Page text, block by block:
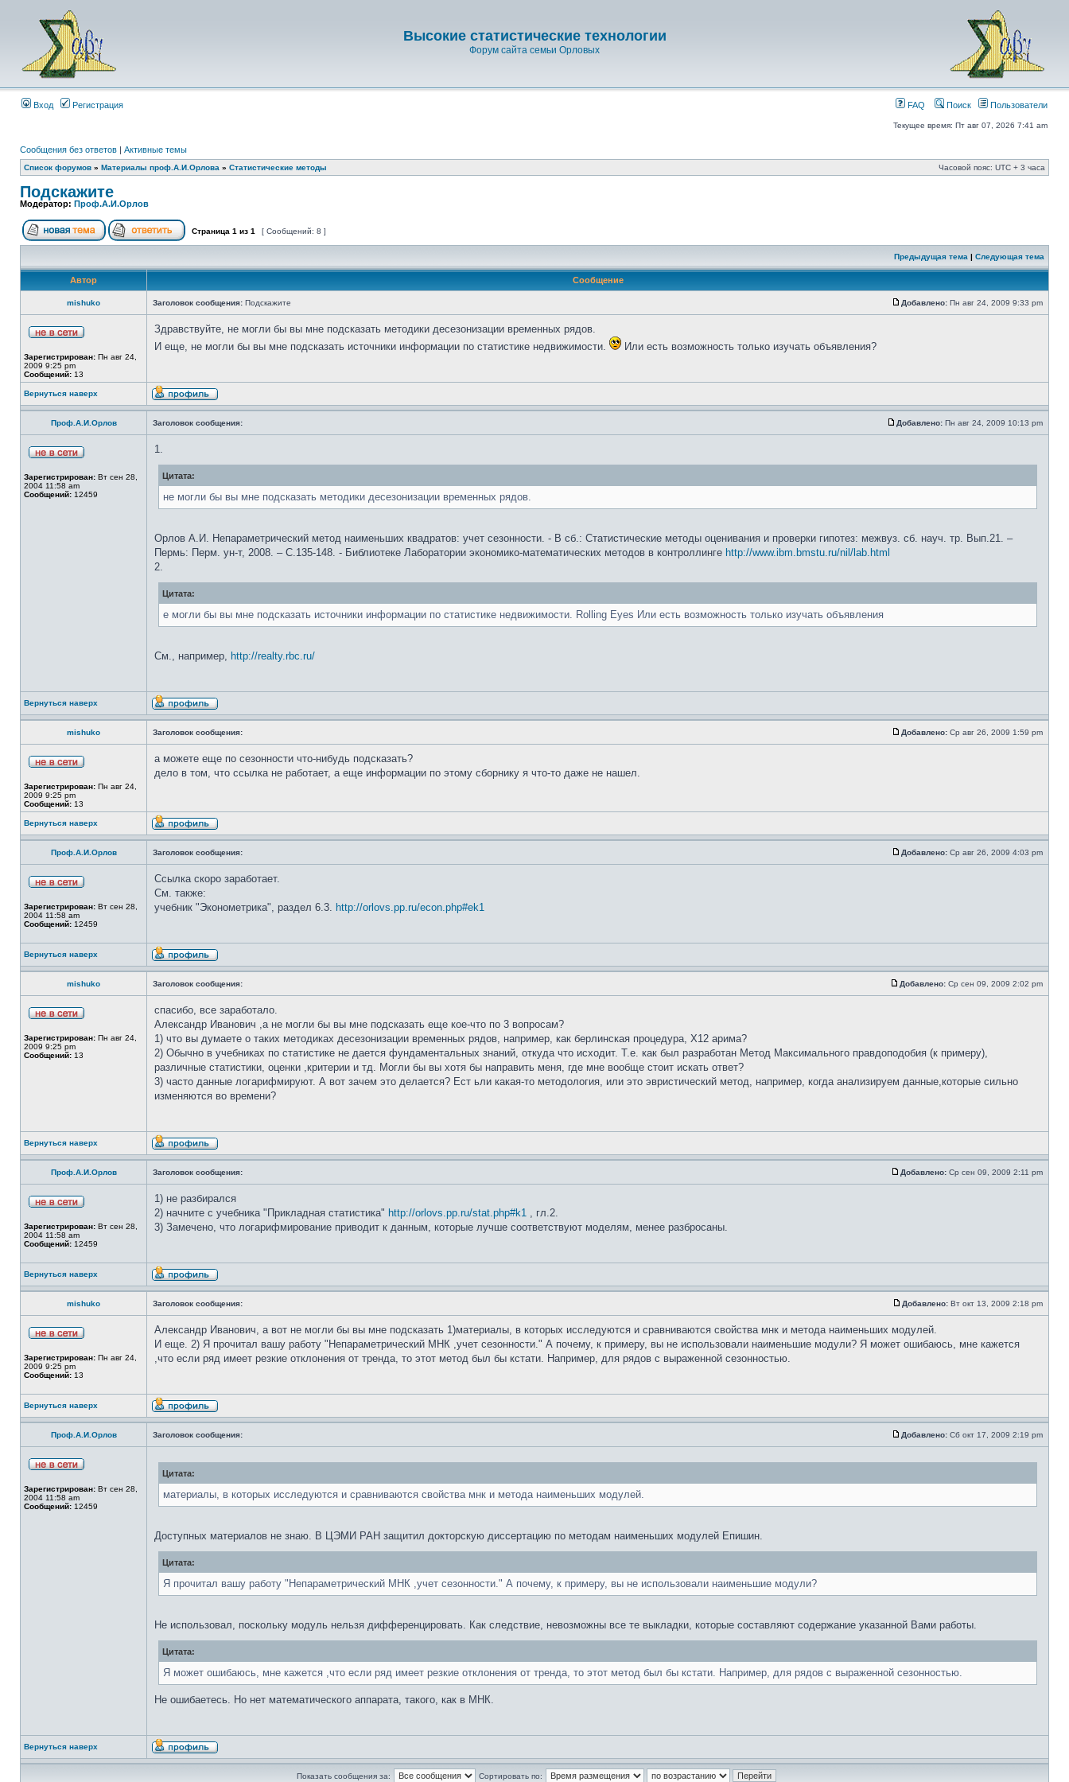
Высокие статистические технологии
Форум сайта семьи Орловых
Вход Регистрация FAQ Поиск Пользователи
Текущее время: Пт авг 07, 2026 7:41 am
Сообщения без ответов | Активные темы
Список форумов » Материалы проф.А.И.Орлова » Статистические методы Часовой пояс: UTC + 3 часа
Подскажите
Модератор: Проф.А.И.Орлов
Страница 1 из 1 [ Сообщений: 8 ]
Предыдущая тема | Следующая тема
Автор Сообщение
mishuko Заголовок сообщения: Подскажите Добавлено: Пн авг 24, 2009 9:33 pm
Зарегистрирован: Пн авг 24,
2009 9:25 pm
Сообщений: 13
Здравствуйте, не могли бы вы мне подсказать методики десезонизации временных рядов.
И еще, не могли бы вы мне подсказать источники информации по статистике недвижимости.
Или есть возможность только изучать объявления?
Вернуться наверх
Проф.А.И.Орлов Заголовок сообщения: Добавлено: Пн авг 24, 2009 10:13 pm
Зарегистрирован: Вт сен 28,
2004 11:58 am
Сообщений: 12459
1.
Цитата:
не могли бы вы мне подсказать методики десезонизации временных рядов.
Орлов А.И. Непараметрический метод наименьших квадратов: учет сезонности. - В сб.: Статистические методы оценивания и проверки гипотез: межвуз. сб. науч. тр. Вып.21. –
Пермь: Перм. ун-т, 2008. – С.135-148. - Библиотеке Лаборатории экономико-математических методов в контроллинге http://www.ibm.bmstu.ru/nil/lab.html
2.
Цитата:
е могли бы вы мне подсказать источники информации по статистике недвижимости. Rolling Eyes Или есть возможность только изучать объявления
См., например, http://realty.rbc.ru/
Вернуться наверх
mishuko Заголовок сообщения: Добавлено: Ср авг 26, 2009 1:59 pm
Зарегистрирован: Пн авг 24,
2009 9:25 pm
Сообщений: 13
а можете еще по сезонности что-нибудь подсказать?
дело в том, что ссылка не работает, а еще информации по этому сборнику я что-то даже не нашел.
Вернуться наверх
Проф.А.И.Орлов Заголовок сообщения: Добавлено: Ср авг 26, 2009 4:03 pm
Зарегистрирован: Вт сен 28,
2004 11:58 am
Сообщений: 12459
Ссылка скоро заработает.
См. также:
учебник "Эконометрика", раздел 6.3. http://orlovs.pp.ru/econ.php#ek1
Вернуться наверх
mishuko Заголовок сообщения: Добавлено: Ср сен 09, 2009 2:02 pm
Зарегистрирован: Пн авг 24,
2009 9:25 pm
Сообщений: 13
спасибо, все заработало.
Александр Иванович ,а не могли бы вы мне подсказать еще кое-что по 3 вопросам?
1) что вы думаете о таких методиках десезонизации временных рядов, например, как берлинская процедура, X12 арима?
2) Обычно в учебниках по статистике не дается фундаментальных знаний, откуда что исходит. Т.е. как был разработан Метод Максимального правдоподобия (к примеру),
различные статистики, оценки ,критерии и тд. Могли бы вы хотя бы направить меня, где мне вообще стоит искать ответ?
3) часто данные логарифмируют. А вот зачем это делается? Ест ьли какая-то методология, или это эвристический метод, например, когда анализируем данные,которые сильно
изменяются во времени?
Вернуться наверх
Проф.А.И.Орлов Заголовок сообщения: Добавлено: Ср сен 09, 2009 2:11 pm
Зарегистрирован: Вт сен 28,
2004 11:58 am
Сообщений: 12459
1) не разбирался
2) начните с учебника "Прикладная статистика" http://orlovs.pp.ru/stat.php#k1 , гл.2.
3) Замечено, что логарифмирование приводит к данным, которые лучше соответствуют моделям, менее разбросаны.
Вернуться наверх
mishuko Заголовок сообщения: Добавлено: Вт окт 13, 2009 2:18 pm
Зарегистрирован: Пн авг 24,
2009 9:25 pm
Сообщений: 13
Александр Иванович, а вот не могли бы вы мне подсказать 1)материалы, в которых исследуются и сравниваются свойства мнк и метода наименьших модулей.
И еще. 2) Я прочитал вашу работу "Непараметрический МНК ,учет сезонности." А почему, к примеру, вы не использовали наименьшие модули? Я может ошибаюсь, мне кажется
,что если ряд имеет резкие отклонения от тренда, то этот метод был бы кстати. Например, для рядов с выраженной сезонностью.
Вернуться наверх
Проф.А.И.Орлов Заголовок сообщения: Добавлено: Сб окт 17, 2009 2:19 pm
Зарегистрирован: Вт сен 28,
2004 11:58 am
Сообщений: 12459
Цитата:
материалы, в которых исследуются и сравниваются свойства мнк и метода наименьших модулей.
Доступных материалов не знаю. В ЦЭМИ РАН защитил докторскую диссертацию по методам наименьших модулей Епишин.
Цитата:
Я прочитал вашу работу "Непараметрический МНК ,учет сезонности." А почему, к примеру, вы не использовали наименьшие модули?
Не использовал, поскольку модуль нельзя дифференцировать. Как следствие, невозможны все те выкладки, которые составляют содержание указанной Вами работы.
Цитата:
Я может ошибаюсь, мне кажется ,что если ряд имеет резкие отклонения от тренда, то этот метод был бы кстати. Например, для рядов с выраженной сезонностью.
Не ошибаетесь. Но нет математического аппарата, такого, как в МНК.
Вернуться наверх
Показать сообщения за: Сортировать по: